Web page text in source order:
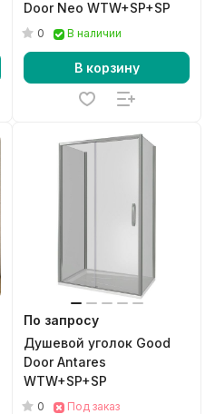
Door Neo WTW+SP+SP
0 В наличии
В корзину
По запросу
Душевой уголок Good
Door Antares
WTW+SP+SP
0 Под заказ